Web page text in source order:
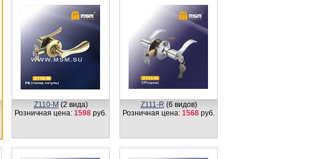
Z110-M (2 вида)
Розничная цена: 1598 руб.
Z111-R (6 видов)
Розничная цена: 1568 руб.